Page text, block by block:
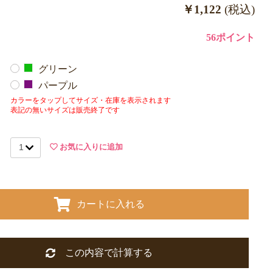
￥1,122 (税込)
56ポイント
グリーン
パープル
カラーをタップしてサイズ・在庫を表示されます
表記の無いサイズは販売終了です
お気に入りに追加
カートに入れる
この内容で計算する